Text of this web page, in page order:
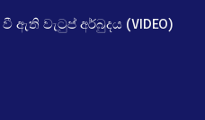
වැටුප් අර්බුදය (VIDEO)